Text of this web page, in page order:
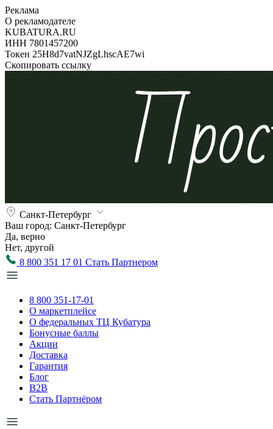
Реклама
О рекламодателе
KUBATURA.RU
ИНН 7801457200
Токен 25H8d7vatNJZgLhscAE7wi
Скопировать ссылку
Санкт-Петербург
Ваш город: Санкт-Петербург
Да, верно
Нет, другой
8 800 351 17 01 Стать Партнером
8 800 351-17-01
О маркетплейсе
О федеральных ТЦ Кубатура
Бонусные баллы
Акции
Доставка
Гарантия
Блог
B2B
Стать Партнёром